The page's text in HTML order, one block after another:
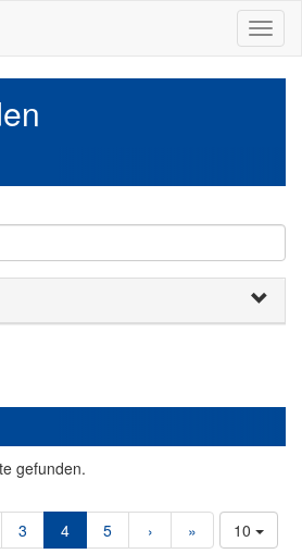
gefunden.
3 4 5 › » 10